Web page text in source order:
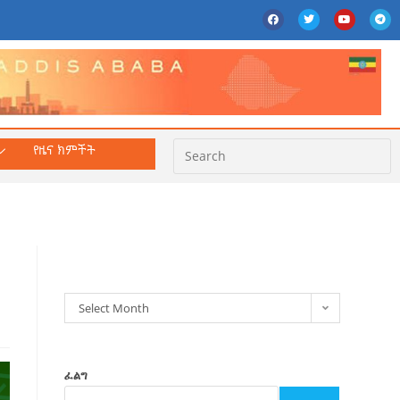
የዜና ክምችት
Select Month
ፈልግ